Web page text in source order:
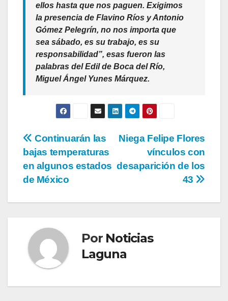
ellos hasta que nos paguen. Exigimos
la presencia de Flavino Ríos y Antonio
Gómez Pelegrín, no nos importa que
sea sábado, es su trabajo, es su
responsabilidad”, esas fueron las
palabras del Edil de Boca del Río,
Miguel Ángel Yunes Márquez.
Navegación
de
entradas
Niega Felipe Flores
vínculos con
desaparición de los
43
Continuarán las
bajas temperaturas
en algunos estados
de México
Por Noticias
Laguna